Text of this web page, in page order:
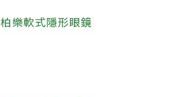
柏樂軟式隱形眼鏡